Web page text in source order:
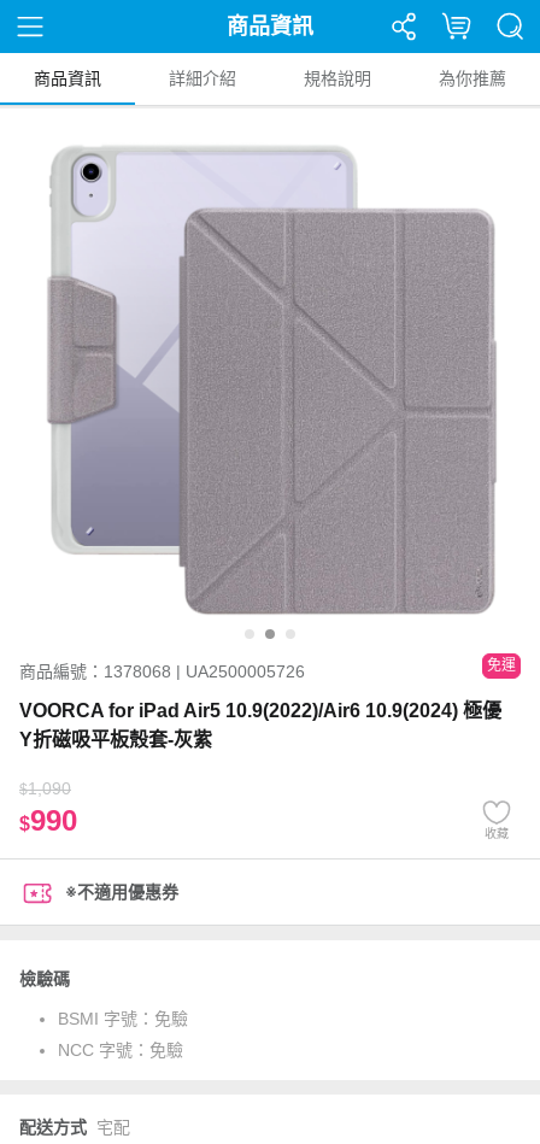
商品資訊
商品資訊 詳細介紹 規格說明 為你推薦
商品編號：1378068 | UA2500005726 免運
VOORCA for iPad Air5 10.9(2022)/Air6 10.9(2024) 極優
Y折磁吸平板殼套-灰紫
$1,090
$990 收藏
※不適用優惠券
檢驗碼
BSMI 字號： 免驗
NCC 字號： 免驗
配送方式 宅配